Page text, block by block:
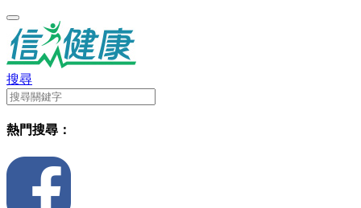
搜尋
熱門搜尋：